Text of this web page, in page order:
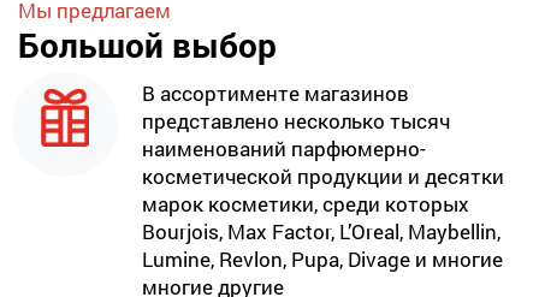
Мы предлагаем
Большой выбор
В ассортименте магазинов
представлено несколько тысяч
наименований парфюмерно-
косметической продукции и десятки
марок косметики, среди которых
Bourjois, Max Factor, L’Oreal, Maybellin,
Lumine, Revlon, Pupa, Divage и многие
многие другие